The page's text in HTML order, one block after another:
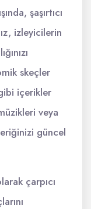
şaşırtıcı
izleyicilerin
skeçler
içerikler
veya
güncel
çarpıcı